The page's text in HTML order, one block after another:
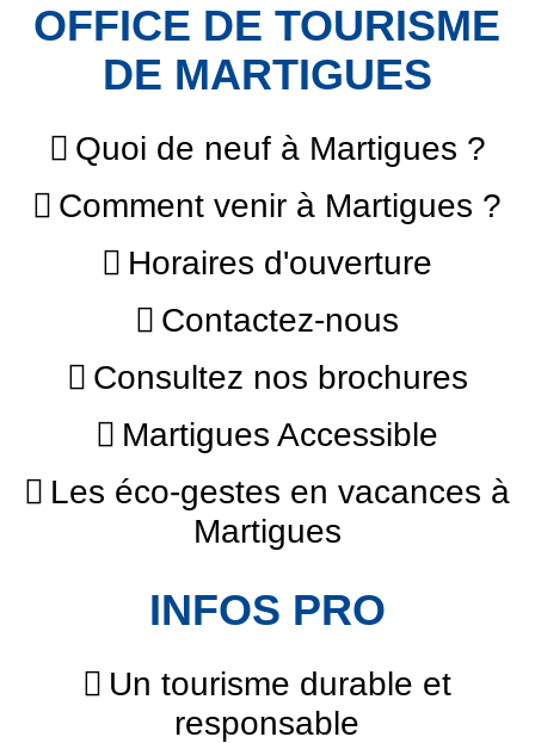
OFFICE DE TOURISME
DE MARTIGUES
Quoi de neuf à Martigues ?
Comment venir à Martigues ?
Horaires d'ouverture
Contactez-nous
Consultez nos brochures
Martigues Accessible
Les éco-gestes en vacances à
Martigues
INFOS PRO
Un tourisme durable et
responsable